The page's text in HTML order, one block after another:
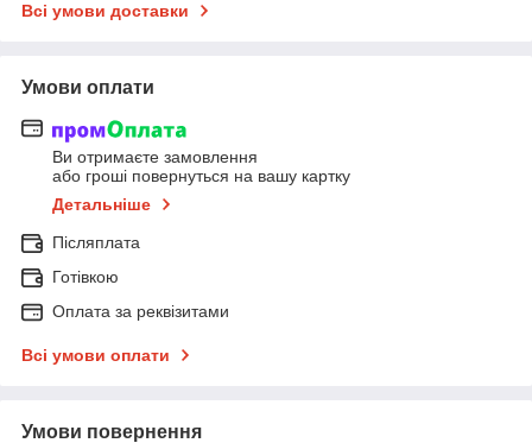
Всі умови доставки
Умови оплати
Ви отримаєте замовлення
або гроші повернуться на вашу картку
Детальніше
Післяплата
Готівкою
Оплата за реквізитами
Всі умови оплати
Умови повернення